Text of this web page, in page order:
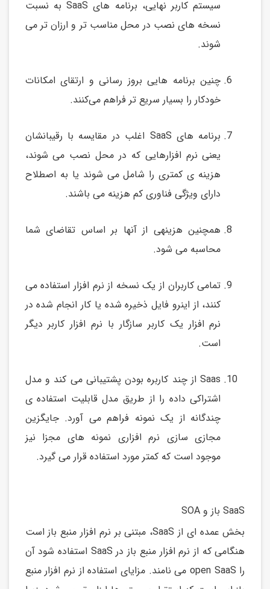
سیستم کاربر نهایی، برنامه های SaaS به نسبت
نسخه های نصب در محل مناسب تر و ارزان تر می
شوند.
چنین برنامه هایی بروز رسانی و ارتقای امکانات
خودکار را بسیار سریع تر فراهم می‌کنند.
برنامه های SaaS اغلب در مقایسه با رقیبانشان
یعنی نرم افزارهایی که در محل نصب می شوند،
هزینه ی کمتری را شامل می شوند یا به اصطلاح
دارای ویژگی فناوری کم هزینه می باشند.
همچنین هزینهی از آنها بر اساس تقاضای شما
محاسبه می شود.
تمامی کاربران از یک نسخه از نرم افزار استفاده می
کنند، از اینرو فایل ذخیره شده یا کار انجام شده در
نرم افزار یک کاربر سازگار با نرم افزار کاربر دیگر
است.
Saas از چند کاربره بودن پشتیبانی می کند و مدل
اشتراکی داده را از طریق مدل قابلیت استفاده ی
چندگانه از یک نمونه فراهم می آورد. جایگزین
مجازی سازی نرم افزاری نمونه های مجزا نیز
موجود است که کمتر مورد استفاده قرار می گیرد.
SaaS باز و SOA
بخش عمده ای از SaaS، مبتنی بر نرم افزار منبع باز است
هنگامی که از نرم افزار منبع باز در SaaS استفاده شود آن
را open SaaS می نامند. مزایای استفاده از نرم افزار منبع